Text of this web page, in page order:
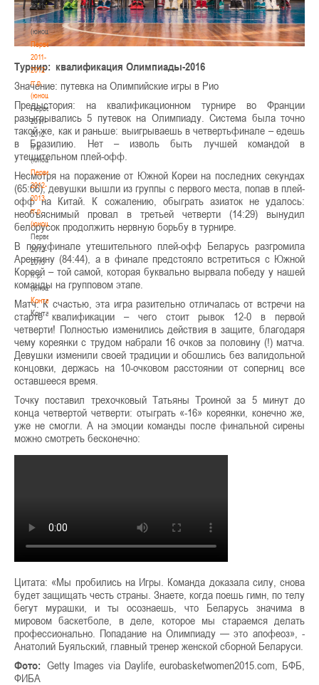
2011
гг.р.
(юноши)
Первенство
2011-
2012
гг.р.
(юноши)
Первенство
2011-
2012
гг.р.
(юноши)
Первенство
2012-
2013
гг.р.
(юноши)
Первенство
2012-
2013
гг.р.
(юноши)
Контакты
Контакты
Турнир: квалификация Олимпиады-2016
Значение: путевка на Олимпийские игры в Рио
Предыстория: на квалификационном турнире во Франции
разыгрывались 5 путевок на Олимпиаду. Система была точно
такой же, как и раньше: выигрываешь в четвертьфинале – едешь
в Бразилию. Нет – изволь быть лучшей командой в
утешительном плей-офф.
Несмотря на поражение от Южной Кореи на последних секундах
(65:66), девушки вышли из группы с первого места, попав в плей-
офф на Китай. К сожалению, обыграть азиаток не удалось:
необъяснимый провал в третьей четверти (14:29) вынудил
белорусок продолжить нервную борьбу в турнире.
В полуфинале утешительного плей-офф Беларусь разгромила
Арентину (84:44), а в финале предстояло встретиться с Южной
Кореей – той самой, которая буквально вырвала победу у нашей
команды на групповом этапе.
Матч: К счастью, эта игра разительно отличалась от встречи на
старте квалификации – чего стоит рывок 12-0 в первой
четверти! Полностью изменились действия в защите, благодаря
чему кореянки с трудом набрали 16 очков за половину (!) матча.
Девушки изменили своей традиции и обошлись без валидольной
концовки, держась на 10-очковом расстоянии от соперниц все
оставшееся время.
Точку поставил трехочковый Татьяны Троиной за 5 минут до
конца четвертой четверти: отыграть «-16» кореянки, конечно же,
уже не смогли. А на эмоции команды после финальной сирены
можно смотреть бесконечно:
Цитата: «Мы пробились на Игры. Команда доказала силу, снова
будет защищать честь страны. Знаете, когда поешь гимн, по телу
бегут мурашки, и ты осознаешь, что Беларусь значима в
мировом баскетболе, в деле, которое мы стараемся делать
профессионально. Попадание на Олимпиаду — это апофеоз», -
Анатолий Буяльский, главный тренер женской сборной Беларуси.
Фото: Getty Images via Daylife, eurobasketwomen2015.com, БФБ,
ФИБА Читать полностью: https://sport.tut.by/news/basketball/